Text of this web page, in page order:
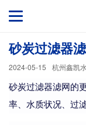
砂炭过滤器
2024-05-15 杭州鑫凯
砂炭过滤器滤网的
率、水质状况、过